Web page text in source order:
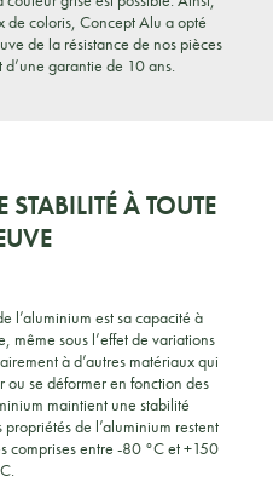
de coloris, Concept Alu a opté
de la résistance de nos pièces
garantie de 10 ans.
À TOUTE
l’aluminium est sa capacité à
même sous l’effet de variations
à d’autres matériaux qui
ou se déformer en fonction des
maintient une stabilité
de l’aluminium restent
comprises entre -80 °C et +150